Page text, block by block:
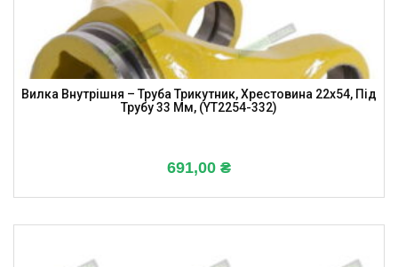
Вилка Внутрішня – Труба Трикутник, Хрестовина 22х54, Під
Трубу 33 Мм, (YT2254-332)
691,00 ₴